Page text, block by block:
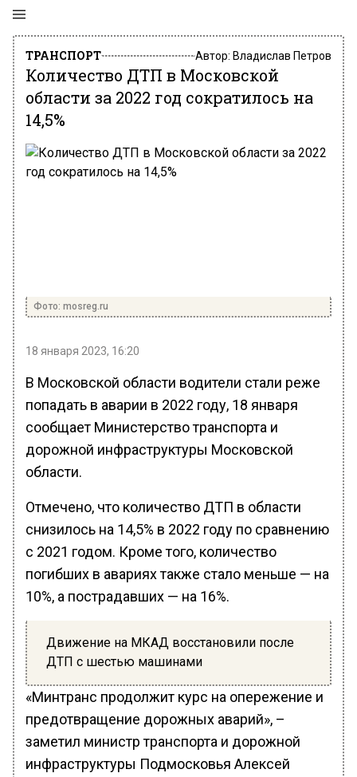
ТРАНСПОРТ Автор: Владислав Петров
Количество ДТП в Московской
области за 2022 год сократилось на
14,5%
Фото: mosreg.ru
18 января 2023, 16:20
В Московской области водители стали реже
попадать в аварии в 2022 году, 18 января
сообщает Министерство транспорта и
дорожной инфраструктуры Московской
области.
Отмечено, что количество ДТП в области
снизилось на 14,5% в 2022 году по сравнению
с 2021 годом. Кроме того, количество
погибших в авариях также стало меньше — на
10%, а пострадавших — на 16%.
Движение на МКАД восстановили после
ДТП с шестью машинами
«Минтранс продолжит курс на опережение и
предотвращение дорожных аварий», –
заметил министр транспорта и дорожной
инфраструктуры Подмосковья Алексей